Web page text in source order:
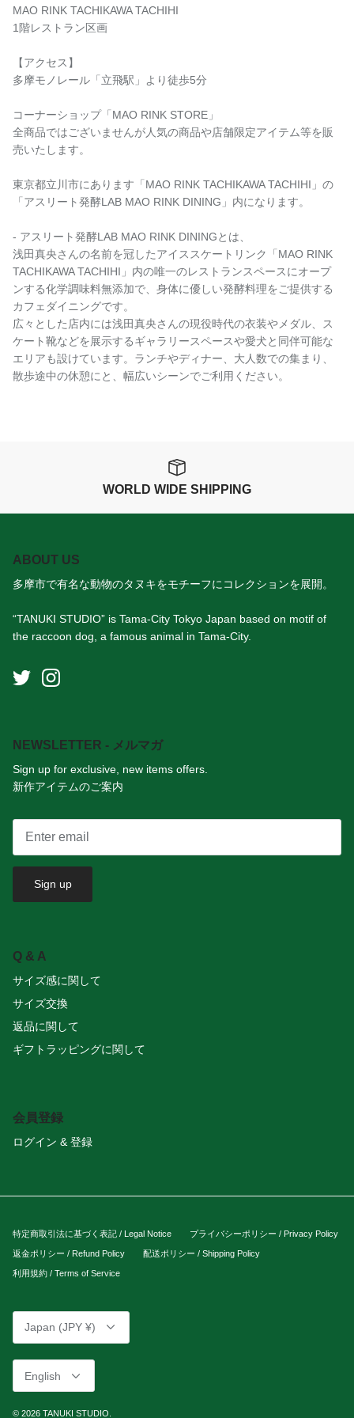
MAO RINK TACHIKAWA TACHIHI
1階レストラン区画
【アクセス】
多摩モノレール「立飛駅」より徒歩5分
コーナーショップ「MAO RINK STORE」
全商品ではございませんが人気の商品や店舗限定アイテム等を販
売いたします。
東京都立川市にあります「MAO RINK TACHIKAWA TACHIHI」の
「アスリート発酵LAB MAO RINK DINING」内になります。
- アスリート発酵LAB MAO RINK DININGとは、
浅田真央さんの名前を冠したアイススケートリンク「MAO RINK
TACHIKAWA TACHIHI」内の唯一のレストランスペースにオープ
ンする化学調味料無添加で、身体に優しい発酵料理をご提供する
カフェダイニングです。
広々とした店内には浅田真央さんの現役時代の衣装やメダル、ス
ケート靴などを展示するギャラリースペースや愛犬と同伴可能な
エリアも設けています。ランチやディナー、大人数での集まり、
散歩途中の休憩にと、幅広いシーンでご利用ください。
WORLD WIDE SHIPPING
ABOUT US
多摩市で有名な動物のタヌキをモチーフにコレクションを展開。
“TANUKI STUDIO” is Tama-City Tokyo Japan based on motif of
the raccoon dog, a famous animal in Tama-City.
NEWSLETTER - メルマガ
Sign up for exclusive, new items offers.
新作アイテムのご案内
Sign up
Q & A
サイズ感に関して
サイズ交換
返品に関して
ギフトラッピングに関して
会員登録
ログイン & 登録
特定商取引法に基づく表記 / Legal Notice プライバシーポリシー / Privacy Policy
返金ポリシー / Refund Policy 配送ポリシー / Shipping Policy
利用規約 / Terms of Service
Currency
Japan (JPY ¥)
Language
English
© 2026 TANUKI STUDIO